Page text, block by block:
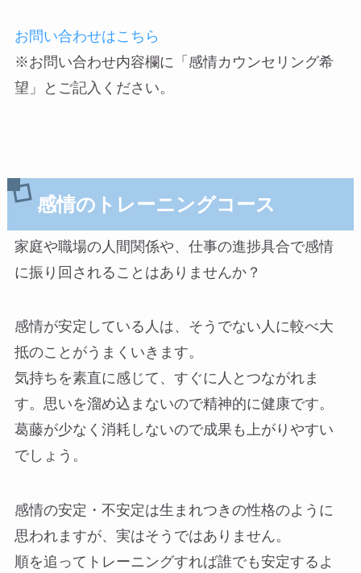
お問い合わせはこちら
※お問い合わせ内容欄に「感情カウンセリング希
望」とご記入ください。
感情のトレーニングコース
家庭や職場の人間関係や、仕事の進捗具合で感情
に振り回されることはありませんか？
感情が安定している人は、そうでない人に較べ大
抵のことがうまくいきます。
気持ちを素直に感じて、すぐに人とつながれま
す。思いを溜め込まないので精神的に健康です。
葛藤が少なく消耗しないので成果も上がりやすい
でしょう。
感情の安定・不安定は生まれつきの性格のように
思われますが、実はそうではありません。
順を追ってトレーニングすれば誰でも安定するよ